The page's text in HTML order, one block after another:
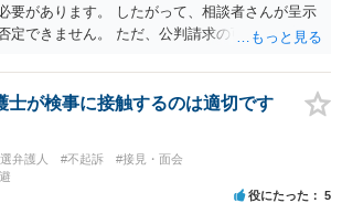
要があります。 したがって、相談者さんが呈示
定できません。 ただ、公判請求の可能性が完全
れます。 繰り返しますが、ご依頼されている弁
。
士が検事に接触するのは適切です
弁護人 #不起訴
#接見・面会
役にたった 5